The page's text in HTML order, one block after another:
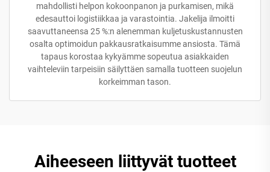
mahdollisti helpon kokoonpanon ja purkamisen, mikä
edesauttoi logistiikkaa ja varastointia. Jakelija ilmoitti
saavuttaneensa 25 %:n alenemman kuljetuskustannusten
osalta optimoidun pakkausratkaisumme ansiosta. Tämä
tapaus korostaa kykyämme sopeutua asiakkaiden
vaihteleviin tarpeisiin säilyttäen samalla tuotteen suojelun
korkeimman tason.
Aiheeseen liittyvät tuotteet